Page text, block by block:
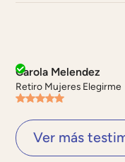
Carola Melendez
Retiro Mujeres Elegirme
Ver más